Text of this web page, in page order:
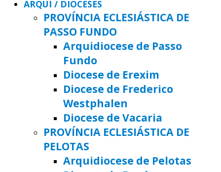
ARQUI / DIOCESES
PROVÍNCIA ECLESIÁSTICA DE
PASSO FUNDO
Arquidiocese de Passo
Fundo
Diocese de Erexim
Diocese de Frederico
Westphalen
Diocese de Vacaria
PROVÍNCIA ECLESIÁSTICA DE
PELOTAS
Arquidiocese de Pelotas